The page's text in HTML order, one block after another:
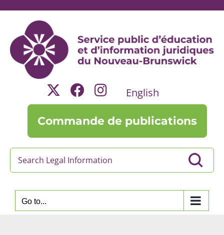
Skip
content
English
Commande de publications
Go to...